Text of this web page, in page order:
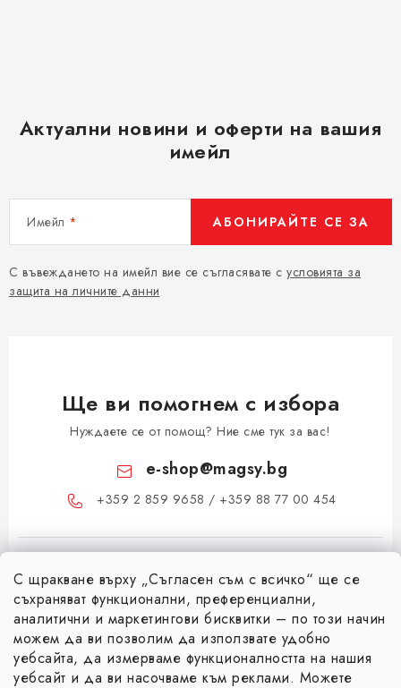
С щракване върху „Съгласен съм с всичко“ ще се
съхраняват функционални, преференциални,
аналитични и маркетингови бисквитки – по този начин
можем да ви позволим да използвате удобно
уебсайта, да измерваме функционалността на нашия
уебсайт и да ви насочваме към реклами. Можете
Актуални новини и оферти на вашия
имейл
Имейл
С въвеждането на имейл вие се съгласявате с условията за
защита на личните данни
АБОНИРАЙТЕ СЕ ЗА
Ще ви помогнем с избора
Нуждаете се от помощ? Ние сме тук за вас!
e-shop@magsy.bg
+359 2 859 9658 / +359 88 77 00 454
Ф